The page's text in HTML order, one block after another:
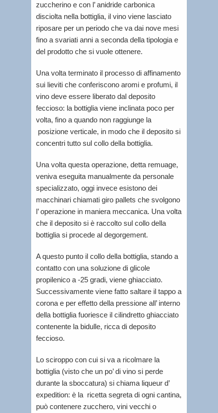
zuccherino e con l’ anidride carbonica
disciolta nella bottiglia, il vino viene lasciato
riposare per un periodo che va dai nove mesi
fino a svariati anni a seconda della tipologia e
del prodotto che si vuole ottenere.
Una volta terminato il processo di affinamento
sui lieviti che conferiscono aromi e profumi, il
vino deve essere liberato dal deposito
feccioso: la bottiglia viene inclinata poco per
volta, fino a quando non raggiunge la
posizione verticale, in modo che il deposito si
concentri tutto sul collo della bottiglia.
Una volta questa operazione, detta remuage,
veniva eseguita manualmente da personale
specializzato, oggi invece esistono dei
macchinari chiamati giro pallets che svolgono
l’ operazione in maniera meccanica. Una volta
che il deposito si è raccolto sul collo della
bottiglia si procede al degorgement.
A questo punto il collo della bottiglia, stando a
contatto con una soluzione di glicole
propilenico a -25 gradi, viene ghiacciato.
Successivamente viene fatto saltare il tappo a
corona e per effetto della pressione all’ interno
della bottiglia fuoriesce il cilindretto ghiacciato
contenente la bidulle, ricca di deposito
feccioso.
Lo sciroppo con cui si va a ricolmare la
bottiglia (visto che un po’ di vino si perde
durante la sboccatura) si chiama liqueur d’
expedition: è la ricetta segreta di ogni cantina,
può contenere zucchero, vini vecchi o